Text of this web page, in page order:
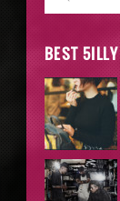
BEST